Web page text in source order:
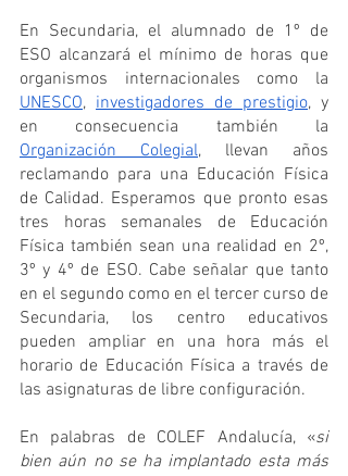
En Secundaria, el alumnado de 1º de
ESO alcanzará el mínimo de horas que
UNESCO, investigadores de prestigio, y
Organización Colegial, llevan años
reclamando para una Educación Física
de Calidad. Esperamos que pronto esas
tres horas semanales de Educación
Física también sean una realidad en 2º,
3º y 4º de ESO. Cabe señalar que tanto
en el segundo como en el tercer curso de
Secundaria, los centro educativos
pueden ampliar en una hora más el
horario de Educación Física a través de
las asignaturas de libre configuración.
En palabras de COLEF Andalucía, «si
bien aún no se ha implantado esta más